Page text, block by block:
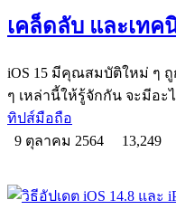
เคล็ดลับ และเทค
iOS 15 มีคุณสมบัติใหม่ ๆ ถู
ๆ เหล่านี้ให้รู้จักกัน จะมีอ
ทิปส์มือถือ
9 ตุลาคม 2564
13,249